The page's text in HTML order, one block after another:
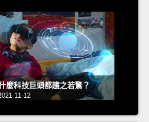
麼科技巨頭都趨之若鶩？
11-12